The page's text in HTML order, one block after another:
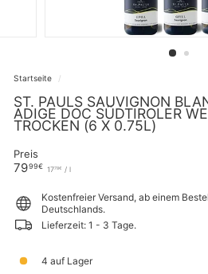
Startseite /
ST. PAULS SAUVIGNON
ADIGE DOC SÜDTIROLER
ROCKEN (6 X 0.75L)
Preis
Normaler
7999€79,99€
1778€ 17,78€
/ l
Kostenfreier Versand, ab einem
Deutschlands.
Lieferzeit: 1 - 3 Tage.
4 auf Lager